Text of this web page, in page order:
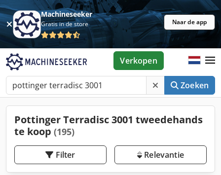
Machineseeker
Gratis in de store Naar de app
Zoeken
Verkopen
Pottinger Terradisc 3001 tweedehands
te koop (195)
Filter Relevantie